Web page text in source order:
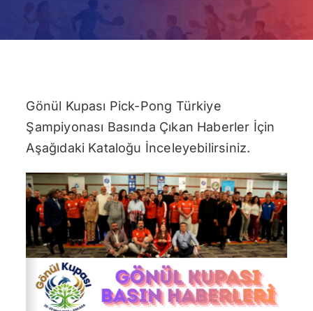
Gönül Kupası Pick-Pong Türkiye
Şampiyonası Basında Çıkan Haberler İçin
Aşağıdaki Kataloğu İnceleyebilirsiniz.